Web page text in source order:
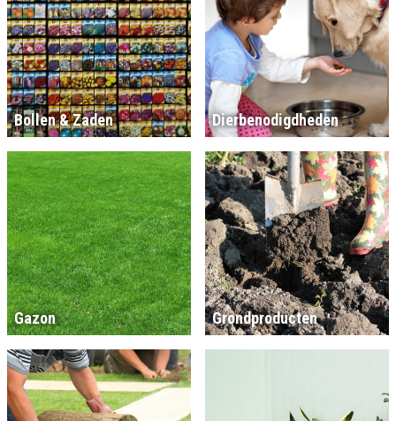
Bollen & Zaden Dierbenodigdheden
Gazon Grondproducten